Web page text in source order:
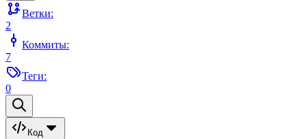
Ветки:
2
Коммиты:
7
Теги:
0
Код